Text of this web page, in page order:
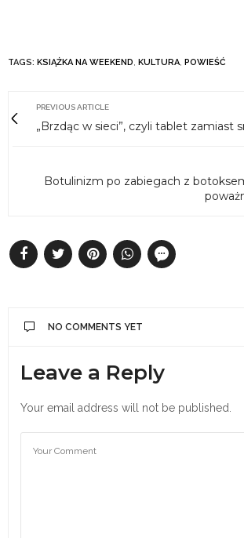
TAGS: KSIĄŻKA NA WEEKEND, KULTURA, POWIEŚĆ
PREVIOUS ARTICLE
„Brzdąc w sieci”, czyli tablet zamiast
Botulinizm po zabiegach z
NO COMMENTS YET
Leave a Reply
Your email address will not be published.